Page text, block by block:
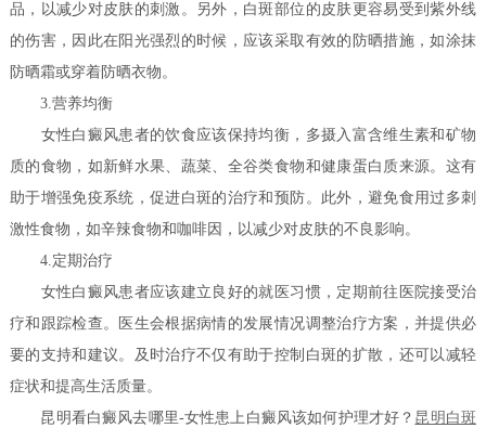
品，以减少对皮肤的刺激。另外，白斑部位的皮肤更容易受到紫外线
的伤害，因此在阳光强烈的时候，应该采取有效的防晒措施，如涂抹
防晒霜或穿着防晒衣物。
3.营养均衡
女性白癜风患者的饮食应该保持均衡，多摄入富含维生素和矿物
质的食物，如新鲜水果、蔬菜、全谷类食物和健康蛋白质来源。这有
助于增强免疫系统，促进白斑的治疗和预防。此外，避免食用过多刺
激性食物，如辛辣食物和咖啡因，以减少对皮肤的不良影响。
4.定期治疗
女性白癜风患者应该建立良好的就医习惯，定期前往医院接受治
疗和跟踪检查。医生会根据病情的发展情况调整治疗方案，并提供必
要的支持和建议。及时治疗不仅有助于控制白斑的扩散，还可以减轻
症状和提高生活质量。
昆明看白癜风去哪里-女性患上白癜风该如何护理才好？ 昆明白斑